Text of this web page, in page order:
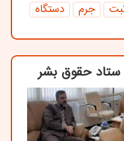
جرم
دستگاه
ستاد حقوق بشر